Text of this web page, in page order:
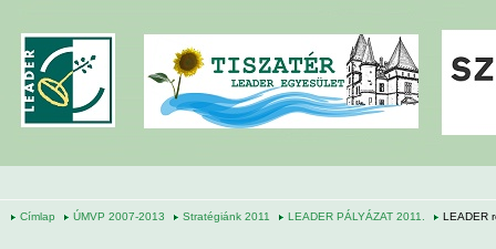
Címlap ÚMVP 2007-2013 Stratégiánk 2011 LEADER PÁLYÁZAT 2011. LEADER